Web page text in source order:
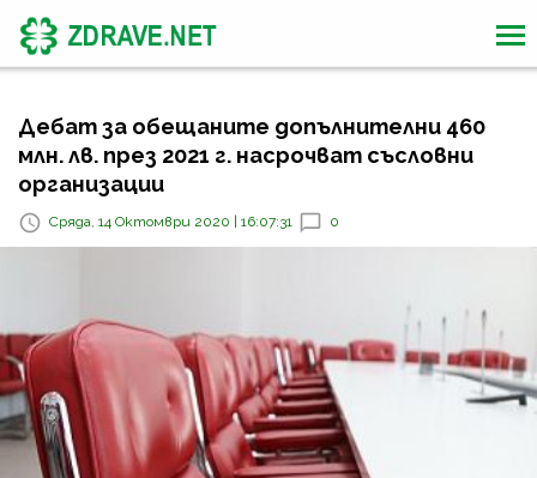
Дебат за обещаните допълнителни 460
млн. лв. през 2021 г. насрочват съсловни
организации
Сряда, 14 Октомври 2020 | 16:07:31 0